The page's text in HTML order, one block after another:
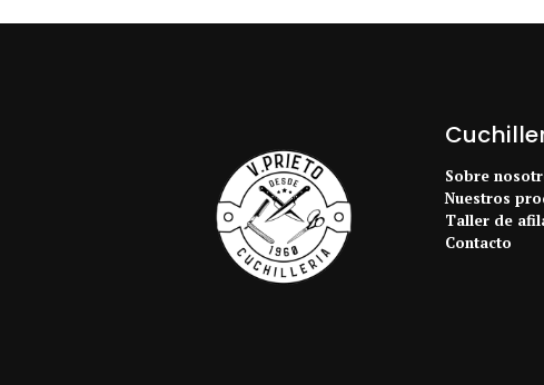
Sobre
Nuestros
Taller de
Contacto